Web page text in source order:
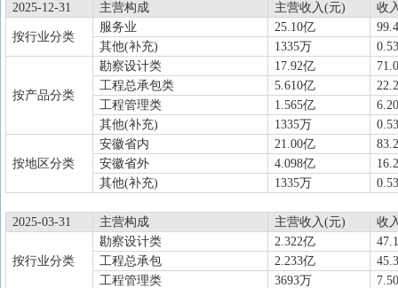
2025-12-31 主营构成 主营收入(元) 收
按行业分类
服务业 25.10亿
其他(补充)
1335万
按产品分类
勘察设计类 17.92亿
工程总承包类
5.610亿
工程管理类
1.565亿
其他(补充)
1335万
按地区分类
安徽省内 21.00亿
安徽省外
4.098亿
其他(补充)
1335万
2025-03-31 主营构成 主营收入(元) 收
按行业分类
勘察设计类 2.322亿
工程总承包
2.233亿
工程管理类
3693万